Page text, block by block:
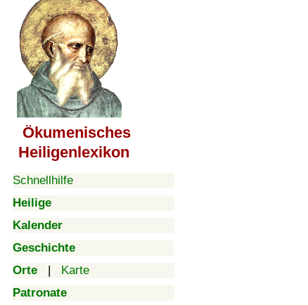
Ökumenisches
Heiligenlexikon
Schnellhilfe
Heilige
Kalender
Geschichte
Orte | Karte
Patronate